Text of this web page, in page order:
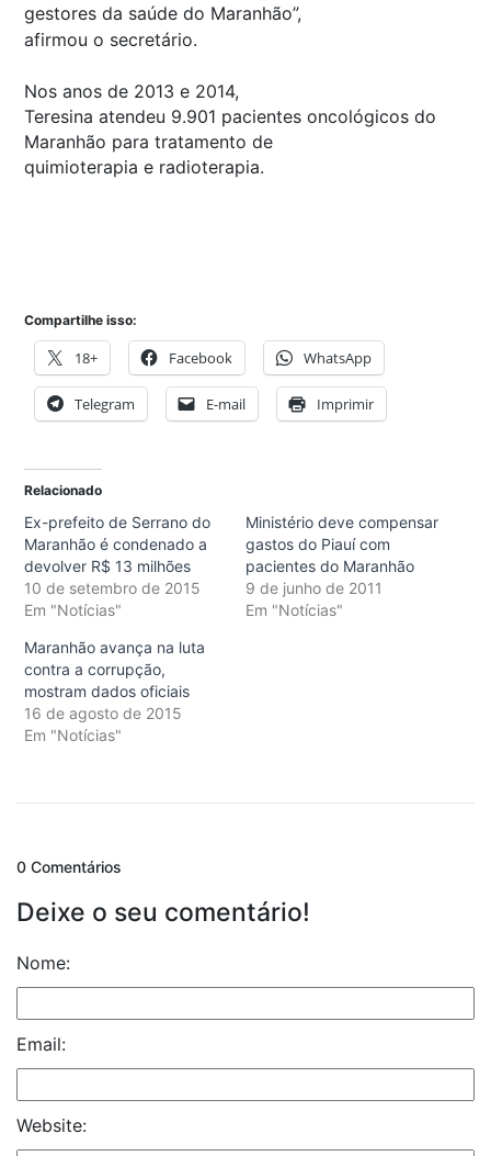
gestores da saúde do Maranhão”,
afirmou o secretário.
Nos anos de 2013 e 2014,
Teresina atendeu 9.901 pacientes oncológicos do
Maranhão para tratamento de
quimioterapia e radioterapia.
Compartilhe isso:
18+ Facebook WhatsApp
Telegram E-mail Imprimir
Relacionado
Ex-prefeito de Serrano do
Maranhão é condenado a
devolver R$ 13 milhões
10 de setembro de 2015
Em "Notícias"
Ministério deve compensar
gastos do Piauí com
pacientes do Maranhão
9 de junho de 2011
Em "Notícias"
Maranhão avança na luta
contra a corrupção,
mostram dados oficiais
16 de agosto de 2015
Em "Notícias"
0 Comentários
Deixe o seu comentário!
Nome:
Email:
Website: